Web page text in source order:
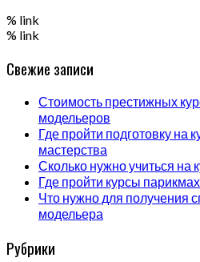
% link
% link
Свежие записи
Стоимость престижных
модельеров
Где пройти подготовку на
мастерства
Сколько нужно учиться на
Где пройти курсы
Что нужно для получения
модельера
Рубрики